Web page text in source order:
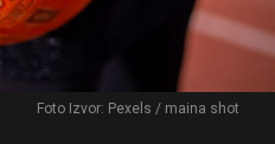
Foto Izvor: Pexels / maina shot